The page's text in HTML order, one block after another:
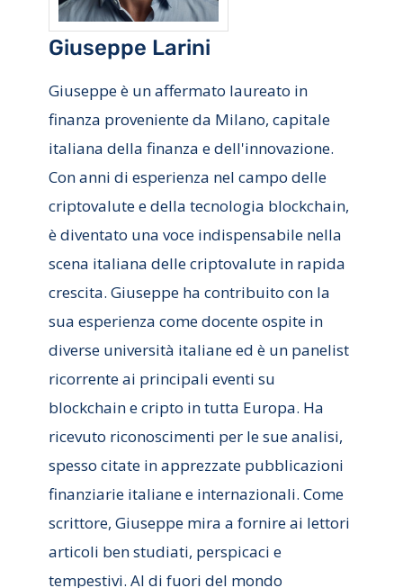
Giuseppe Larini
Giuseppe è un affermato laureato in
finanza proveniente da Milano, capitale
italiana della finanza e dell'innovazione.
Con anni di esperienza nel campo delle
criptovalute e della tecnologia blockchain,
è diventato una voce indispensabile nella
scena italiana delle criptovalute in rapida
crescita. Giuseppe ha contribuito con la
sua esperienza come docente ospite in
diverse università italiane ed è un panelist
ricorrente ai principali eventi su
blockchain e cripto in tutta Europa. Ha
ricevuto riconoscimenti per le sue analisi,
spesso citate in apprezzate pubblicazioni
finanziarie italiane e internazionali. Come
scrittore, Giuseppe mira a fornire ai lettori
articoli ben studiati, perspicaci e
tempestivi. Al di fuori del mondo